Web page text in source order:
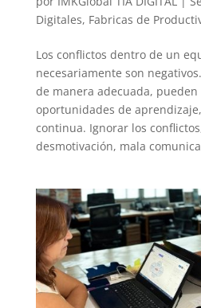
Digitales, Fabricas de
Los conflictos dentro de un
necesariamente son
de manera adecuada,
oportunidades de
continua. Ignorar los
desmotivación, mala